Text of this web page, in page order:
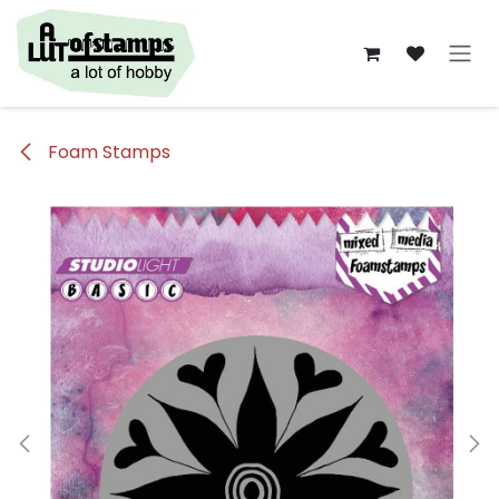
Overslaan naar inhoud
Foam Stamps